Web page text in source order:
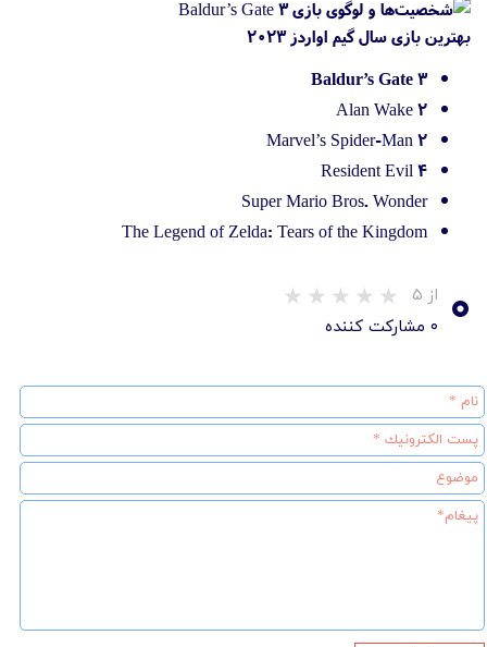
بهترین بازی سال گیم اواردز 2023
Baldur’s Gate 3
Alan Wake 2
Marvel’s Spider-Man 2
Resident Evil 4
Super Mario Bros. Wonder
The Legend of Zelda: Tears of the Kingdom
۰ از ۵
۰ مشارکت کننده